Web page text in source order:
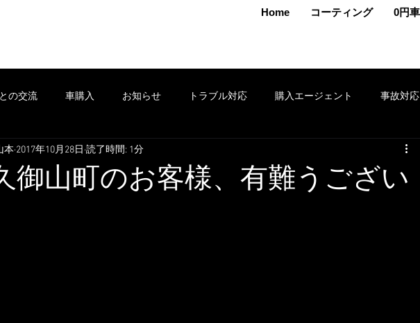
Home コーティング 0円
の交流 車購入 お知らせ トラブル対応 購入エージェント 事故対応
ークション 車売却 鈑金 車メンテ
御山町のお客様、有難うござい
本 2017年10月28日 読了時間: 1分